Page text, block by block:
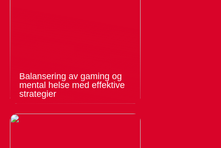
Balansering av gaming og
mental helse med effektive
strategier